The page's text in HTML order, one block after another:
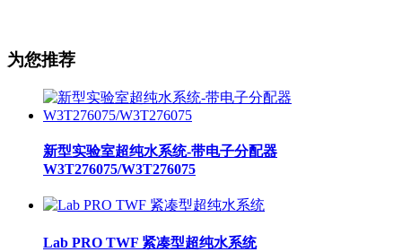
为您推荐
新型实验室超纯水系统-带电子分配器
W3T276075/W3T276075
Lab PRO TWF 紧凑型超纯水系统